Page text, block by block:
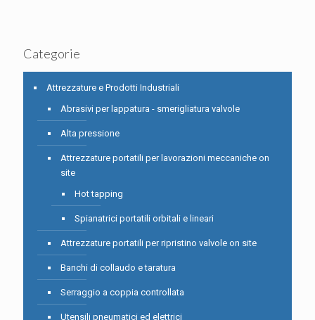
Categorie
Attrezzature e Prodotti Industriali
Abrasivi per lappatura - smerigliatura valvole
Alta pressione
Attrezzature portatili per lavorazioni meccaniche on
site
Hot tapping
Spianatrici portatili orbitali e lineari
Attrezzature portatili per ripristino valvole on site
Banchi di collaudo e taratura
Serraggio a coppia controllata
Utensili pneumatici ed elettrici